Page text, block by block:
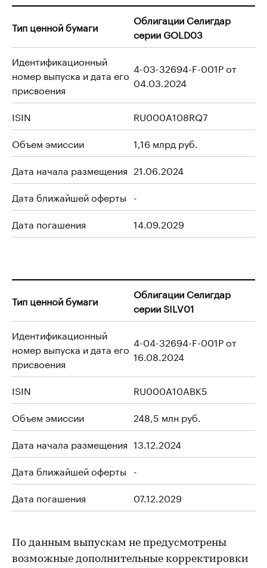
Тип ценной бумаги
Облигации Селигдар
серии GOLD03
Идентификационный
номер выпуска и дата его
присвоения
4-03-32694-F-001P от
04.03.2024
ISIN
RU000A108RQ7
Объем эмиссии
1,16 млрд руб.
Дата начала размещения 21.06.2024
Дата ближайшей оферты -
Дата погашения
14.09.2029
Тип ценной бумаги
Облигации Селигдар
серии SILV01
Идентификационный
номер выпуска и дата его
присвоения
4-04-32694-F-001P от
16.08.2024
ISIN
RU000A10ABK5
Объем эмиссии
248,5 млн руб.
Дата начала размещения 13.12.2024
Дата ближайшей оферты -
Дата погашения
07.12.2029
По данным выпускам не предусмотрены
возможные дополнительные корректировки